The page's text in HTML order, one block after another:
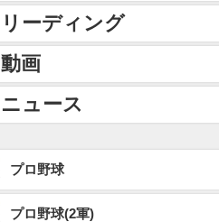
リーディング
動画
ニュース
プロ野球
プロ野球(2軍)